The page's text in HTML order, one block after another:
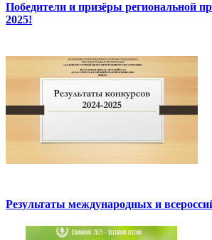
Победители и призёры региональной
2025!
Результаты международных и